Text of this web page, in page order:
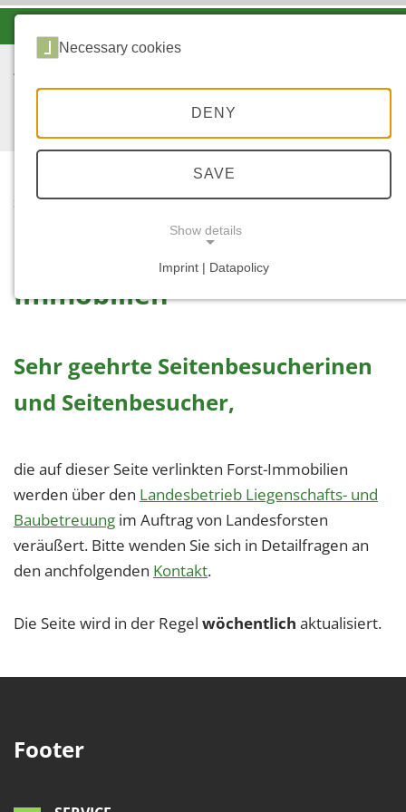
STARTSEITE
...
Immobilien
Sehr geehrte Seitenbesucherinen
und Seitenbesucher,
die auf dieser Seite verlinkten Forst-Immobilien
werden über den Landesbetrieb Liegenschafts- und
Baubetreuung im Auftrag von Landesforsten
veräußert. Bitte wenden Sie sich in Detailfragen an
den anchfolgenden Kontakt.
Die Seite wird in der Regel wöchentlich aktualisiert.
Footer
Necessary cookies
DENY
SAVE
Show details
Imprint | Datapolicy